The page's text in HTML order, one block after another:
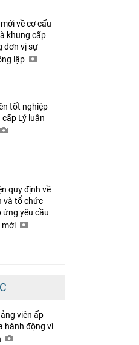
về cơ cấu
khung cấp
đơn vị sự
lập
tốt nghiệp
cấp Lý luận
quy định về
và tổ chức
ứng yêu cầu
mới
viên ấp
hành động vì